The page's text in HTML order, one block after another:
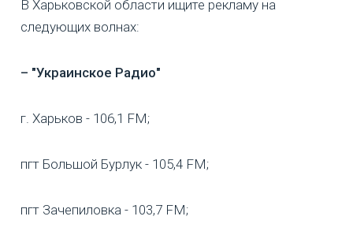
В Харьковской области ищите рекламу на
следующих волнах:
– "Украинское Радио"
г. Харьков - 106,1 FM;
пгт Большой Бурлук - 105,4 FM;
пгт Зачепиловка - 103,7 FM;